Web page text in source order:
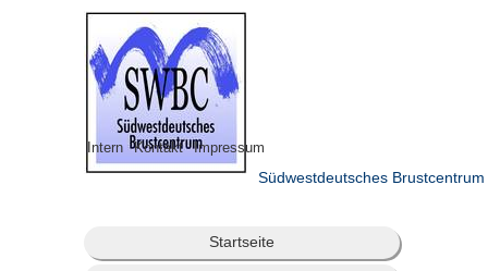
Intern Kontakt Impressum
Südwestdeutsches Brustcentrum
Startseite